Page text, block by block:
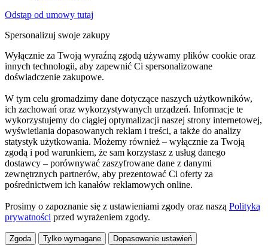
Odstąp od umowy tutaj
Spersonalizuj swoje zakupy
Wyłącznie za Twoją wyraźną zgodą używamy plików cookie oraz
innych technologii, aby zapewnić Ci spersonalizowane
doświadczenie zakupowe.
W tym celu gromadzimy dane dotyczące naszych użytkowników,
ich zachowań oraz wykorzystywanych urządzeń. Informacje te
wykorzystujemy do ciągłej optymalizacji naszej strony internetowej,
wyświetlania dopasowanych reklam i treści, a także do analizy
statystyk użytkowania. Możemy również – wyłącznie za Twoją
zgodą i pod warunkiem, że sam korzystasz z usług danego
dostawcy – porównywać zaszyfrowane dane z danymi
zewnętrznych partnerów, aby prezentować Ci oferty za
pośrednictwem ich kanałów reklamowych online.
Prosimy o zapoznanie się z ustawieniami zgody oraz naszą Polityką
prywatności przed wyrażeniem zgody.
Zgoda Tylko wymagane Dopasowanie ustawień